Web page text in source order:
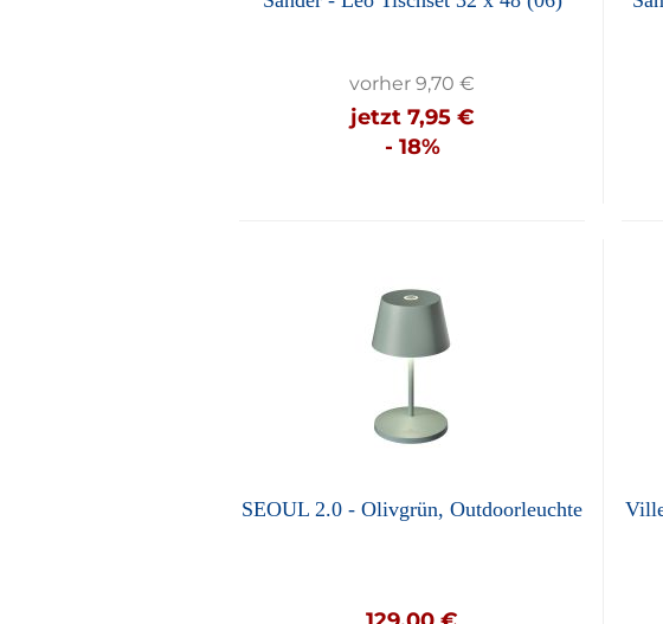
vorher 9,70 €
jetzt 7,95 €
- 18%
SEOUL 2.0 - Olivgrün, Outdoorleuchte